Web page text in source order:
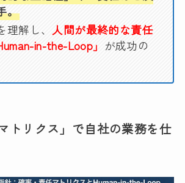
。
理解し、
人間が最終的な責任
in-the-Loop」 が成功の
トリクス」で自社の業務を仕